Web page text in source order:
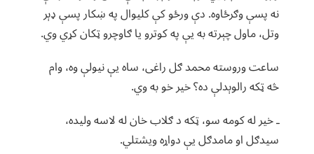
نه پسې وګرځاوه. دې ورځو کې کلیوال په ښکار پسې ډېر
وتل، ماول چېرته به یې په کوترو یا ګاوچرو ټکان کړي وي.
ساعت وروسته محمد ګل راغی، ساه یې نیولې وه، وام
څه ټکه رالوېدلې ده؟ خیر خو به وي.
ـ خیر له کومه سو، ټکه د ګلاب خان له لاسه ولیده،
سیدګل او مامدګل یې دواړه ویشتلي.